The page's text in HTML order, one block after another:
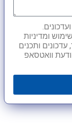
ומדיניות
ותכנים
וואטסאפ